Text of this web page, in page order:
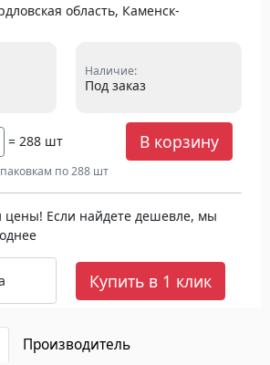
область, Каменск-
Наличие:
Под заказ
= 288 шт В корзину
по 288 шт
цены! Если найдете дешевле, мы
Купить в 1 клик
Производитель